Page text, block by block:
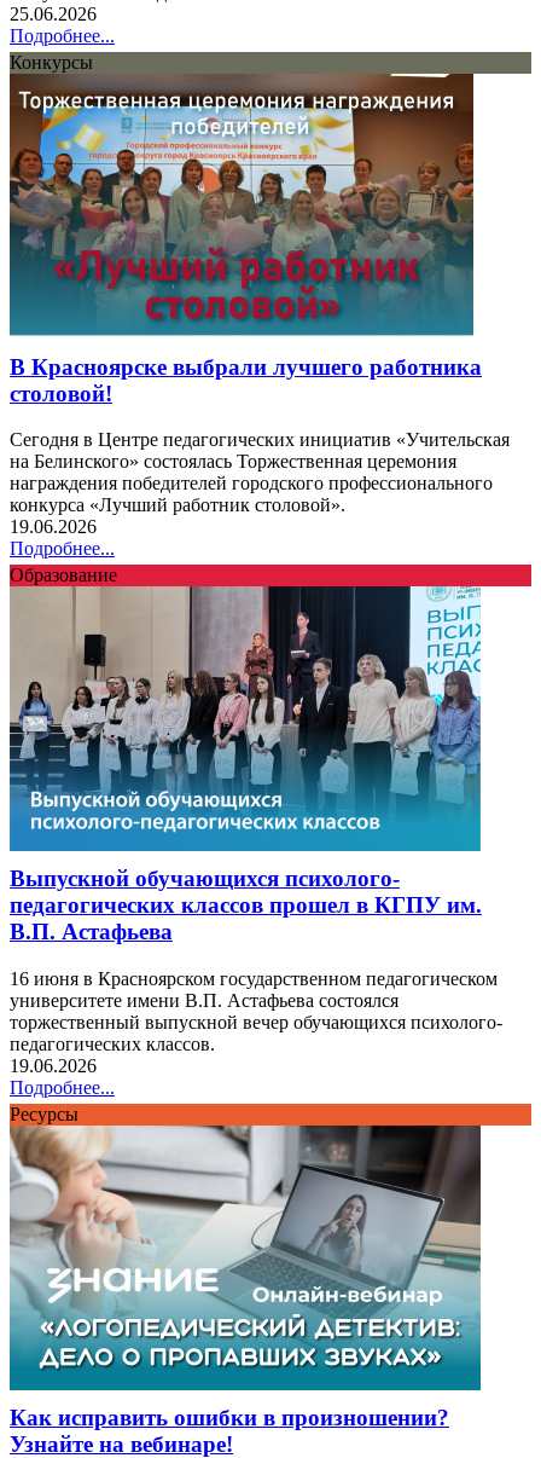
25.06.2026
Подробнее...
Конкурсы
В Красноярске выбрали лучшего работника
столовой!
Сегодня в Центре педагогических инициатив «Учительская
на Белинского» состоялась Торжественная церемония
награждения победителей городского профессионального
конкурса «Лучший работник столовой».
19.06.2026
Подробнее...
Образование
Выпускной обучающихся психолого-
педагогических классов прошел в КГПУ им.
В.П. Астафьева
16 июня в Красноярском государственном педагогическом
университете имени В.П. Астафьева состоялся
торжественный выпускной вечер обучающихся психолого-
педагогических классов.
19.06.2026
Подробнее...
Ресурсы
Как исправить ошибки в произношении?
Узнайте на вебинаре!